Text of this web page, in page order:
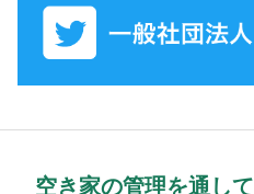
空き家の管理を通して